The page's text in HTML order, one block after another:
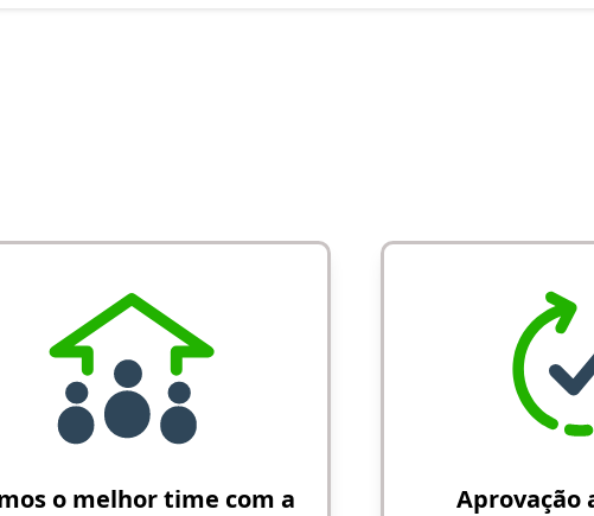
o melhor time com a
Aprovação